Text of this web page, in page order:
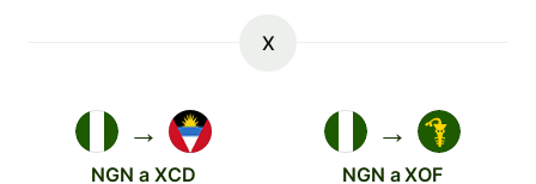
X
→
NGN a XCD
→
NGN a XOF